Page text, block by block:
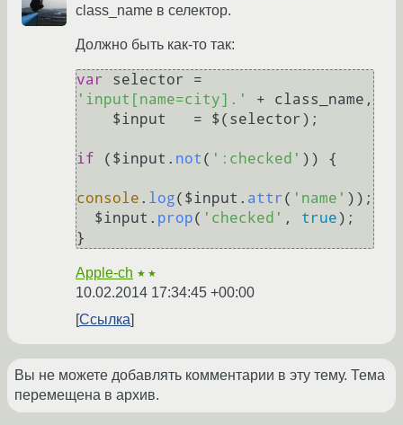
class_name в селектор.
Должно быть как-то так:
var
'input[name=city].'
+ class_name,
if ($input. not ( ':checked' )) {
console . log($input. attr ( 'name' ));
  $input.
prop( 'checked' , true);
Apple-ch ★★
10.02.2014 17:34:45 +00:00
Ссылка
Вы не можете добавлять комментарии в эту тему. Тема
перемещена в архив.